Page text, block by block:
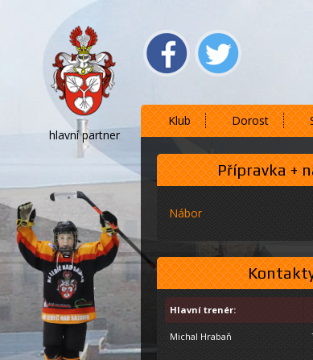
Klub Dorost
Přípravka +
Nábor
Hlavní trenér:
Michal Hrabaň
hlavní partner